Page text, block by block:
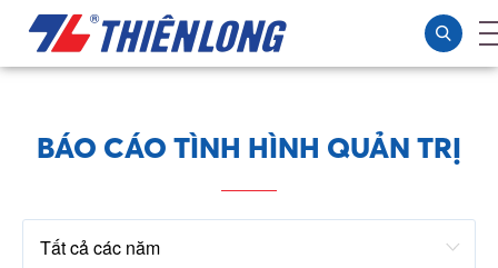
BÁO CÁO TÌNH HÌNH QUẢN TRỊ